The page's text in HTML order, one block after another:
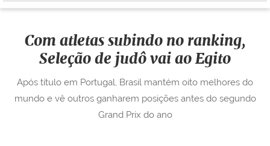
Busca Avançada…
Com atletas subindo no ranking,
Seleção de judô vai ao Egito
Após título em Portugal, Brasil mantém oito melhores do
mundo e vê outros ganharem posições antes do segundo
Grand Prix do ano